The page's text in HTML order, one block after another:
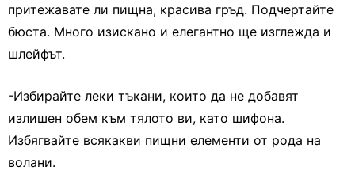
притежавате ли пищна, красива гръд. Подчертайте
бюста. Много изискано и елегантно ще изглежда и
шлейфът.
-Избирайте леки тъкани, които да не добавят
излишен обем към тялото ви, като шифона.
Избягвайте всякакви пищни елементи от рода на
волани.